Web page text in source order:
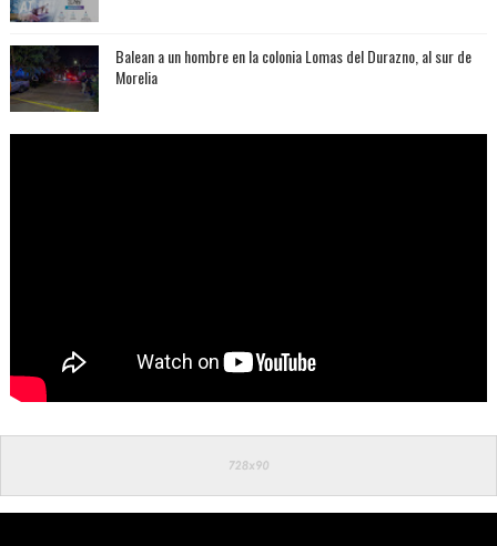
Balean a un hombre en la colonia Lomas del Durazno, al sur de
Morelia